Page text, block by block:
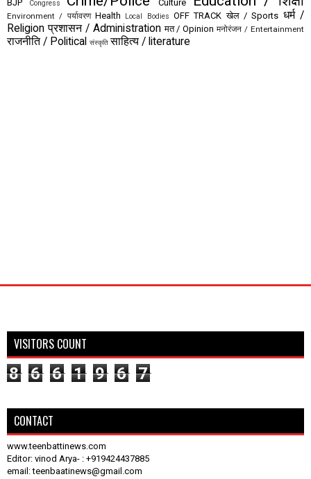
BJP Congress Culture
Environment / पर्यावरण Health Local Bodies OFF TRACK खेल / Sports धर्म /
Religion प्रशासन / Administration मत / Opinion मनोरंजन / Entertainment
राजनीति / Political संस्कृति साहित्य / literature
VISITORS COUNT
8 6 6 1 9 6 7
CONTACT
www.teenbattinews.com
Editor: vinod Arya- : +919424437885
email: teenbaatinews@gmail.com